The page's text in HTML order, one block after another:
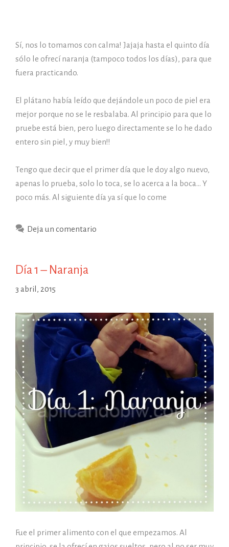
Sí, nos lo tomamos con calma! Jajaja hasta el quinto día
sólo le ofrecí naranja (tampoco todos los días), para que
fuera practicando.
El plátano había leído que dejándole un poco de piel era
mejor porque no se le resbalaba. Al principio para que lo
pruebe está bien, pero luego directamente se lo he dado
entero sin piel, y muy bien!!
Tengo que decir que el primer día que le doy algo nuevo,
apenas lo prueba, solo lo toca, se lo acerca a la boca… Y
poco más. Al siguiente día ya sí que lo come
Deja un comentario
Día 1 – Naranja
3 abril, 2015
Fue el primer alimento con el que empezamos. Al